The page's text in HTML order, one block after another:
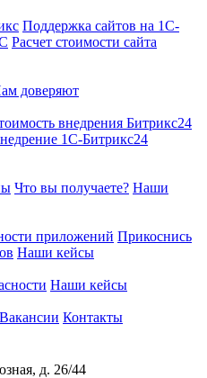
Поддержка сайтов на 1С-
Расчет стоимости сайта
доверяют
внедрения Битрикс24
1С-Битрикс24
Что вы получаете? Наши
приложений Прикоснись
Наши кейсы
Наши кейсы
Вакансии Контакты
д. 26/44